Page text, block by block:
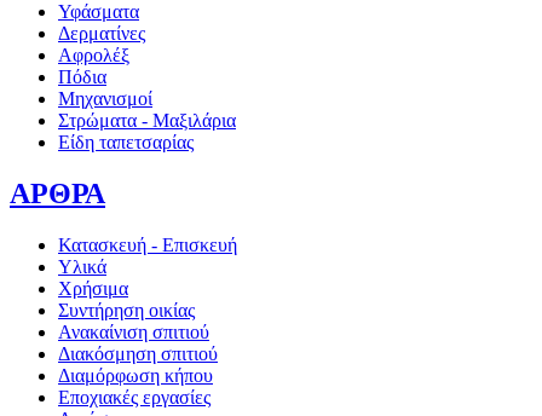
Υφάσματα
Δερματίνες
Αφρολέξ
Πόδια
Μηχανισμοί
Στρώματα - Μαξιλάρια
Είδη ταπετσαρίας
ΑΡΘΡΑ
Κατασκευή - Επισκευή
Υλικά
Χρήσιμα
Συντήρηση οικίας
Ανακαίνιση σπιτιού
Διακόσμηση σπιτιού
Διαμόρφωση κήπου
Εποχιακές εργασίες